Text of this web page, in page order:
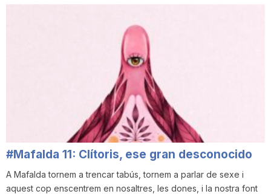
#Mafalda 11: Clítoris, ese gran desconocido
A Mafalda tornem a trencar tabús, tornem a parlar de sexe i
aquest cop enscentrem en nosaltres, les dones, i la nostra font